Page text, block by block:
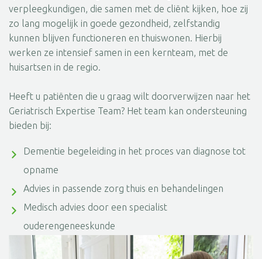
verpleegkundigen, die samen met de cliënt kijken, hoe zij
zo lang mogelijk in goede gezondheid, zelfstandig
kunnen blijven functioneren en thuiswonen. Hierbij
werken ze intensief samen in een kernteam, met de
huisartsen in de regio.
Heeft u patiënten die u graag wilt doorverwijzen naar het
Geriatrisch Expertise Team? Het team kan ondersteuning
bieden bij:
Dementie begeleiding in het proces van diagnose tot
opname
Advies in passende zorg thuis en behandelingen
Medisch advies door een specialist
ouderengeneeskunde